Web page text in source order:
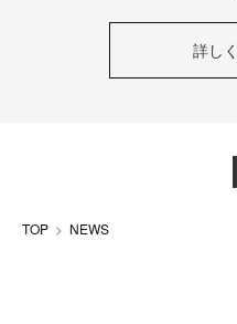
詳し
TOP NEWS